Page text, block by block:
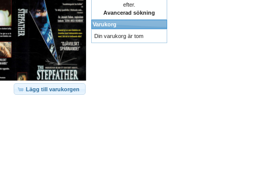
Lägg till varukorgen
efter.
Avancerad sökning
Varukorg
Din varukorg är tom